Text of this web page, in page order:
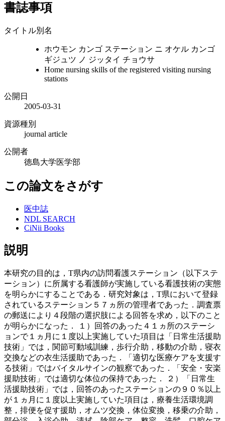
書誌事項
タイトル別名
ホウモン カンゴ ステーション ニ オケル カンゴ
ギジュツ ノ ジッタイ チョウサ
Home nursing skills of the registered visiting nursing
stations
公開日
2005-03-31
資源種別
journal article
公開者
徳島大学医学部
この論文をさがす
医中誌
NDL SEARCH
CiNii Books
説明
本研究の目的は，T県内の訪問看護ステーション（以下ステ
ーション）に所属する看護師が実施している看護技術の実態
を明らかにすることである．研究対象は，T県において登録
されているステーション５７ヵ所の管理者であった．調査票
の郵送により４段階の選択肢による回答を求め，以下のこと
が明らかになった． １）回答のあった４１ヵ所のステーシ
ョンで１ヵ月に１度以上実施していた項目は「日常生活援助
技術」では，関節可動域訓練，歩行介助，移動の介助，寝衣
交換などの衣生活援助であった．「適切な医療ケアを支援す
る技術」ではバイタルサインの観察であった．「安全・安楽
援助技術」では適切な体位の保持であった． ２）「日常生
活援助技術」では，回答のあったステーションの９０％以上
が１ヵ月に１度以上実施していた項目は，療養生活環境調
整，排便を促す援助，オムツ交換，体位変換，移乗の介助，